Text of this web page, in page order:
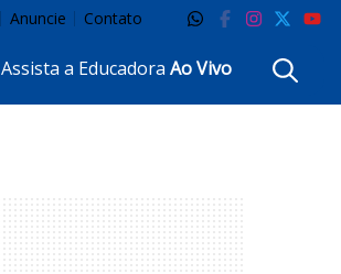
Anuncie Contato
Assista a EducadoraAo Vivo